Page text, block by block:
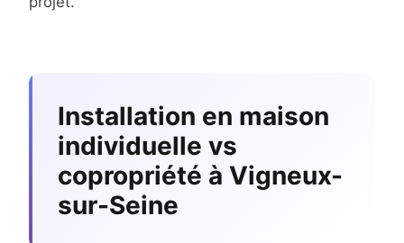
Installation en maison
individuelle vs
copropriété à Vigneux-
sur-Seine